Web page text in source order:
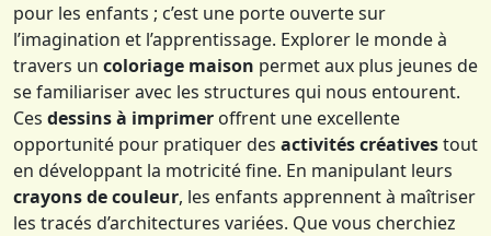
pour les enfants ; c’est une porte ouverte sur
l’imagination et l’apprentissage. Explorer le monde à
travers un coloriage maison permet aux plus jeunes de
se familiariser avec les structures qui nous entourent.
Ces dessins à imprimer offrent une excellente
opportunité pour pratiquer des activités créativestout
en développant la motricité fine. En manipulant leurs
crayons de couleur, les enfants apprennent à maîtriser
les tracés d’architectures variées. Que vous cherchiez